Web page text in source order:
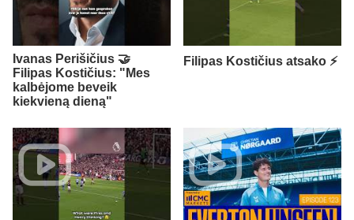
Ivanas Perišičius 🤝
Filipas Kostičius: "Mes
kalbėjome beveik
kiekvieną dieną"
Filipas Kostičius atsako ⚡